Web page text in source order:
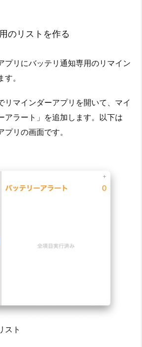
のリストを作る
プリにバッテリ通知専用のリマイン
。
リマインダーアプリを開いて、マイ
アラート」を追加します。以下は
リの画面です。
スト